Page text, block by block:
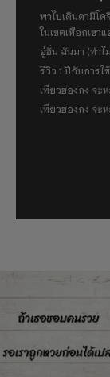
พาไปเดินคามิโค
ในเขตเทือกเข
อู่ฮั่น ฉันมา (ทำไ
รีวิว 1 ปีกับการ
เที่ยวฮ่องกง จะห
เที่ยวฮ่องกง จะห